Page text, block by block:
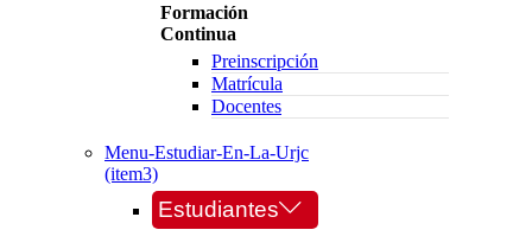
Formación
Continua
Preinscripción
Matrícula
Docentes
Menu-Estudiar-En-La-Urjc
(item3)
Estudiantes